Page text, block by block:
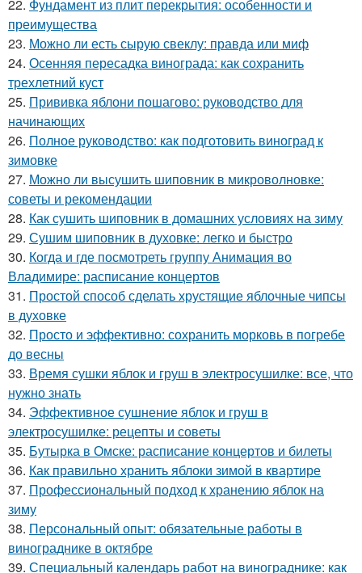
22. Фундамент из плит перекрытия: особенности и
преимущества
23. Можно ли есть сырую свеклу: правда или миф
24. Осенняя пересадка винограда: как сохранить
трехлетний куст
25. Прививка яблони пошагово: руководство для
начинающих
26. Полное руководство: как подготовить виноград к
зимовке
27. Можно ли высушить шиповник в микроволновке:
советы и рекомендации
28. Как сушить шиповник в домашних условиях на зиму
29. Сушим шиповник в духовке: легко и быстро
30. Когда и где посмотреть группу Анимация во
Владимире: расписание концертов
31. Простой способ сделать хрустящие яблочные чипсы
в духовке
32. Просто и эффективно: сохранить морковь в погребе
до весны
33. Время сушки яблок и груш в электросушилке: все, что
нужно знать
34. Эффективное сушнение яблок и груш в
электросушилке: рецепты и советы
35. Бутырка в Омске: расписание концертов и билеты
36. Как правильно хранить яблоки зимой в квартире
37. Профессиональный подход к хранению яблок на
зиму
38. Персональный опыт: обязательные работы в
винограднике в октябре
39. Специальный календарь работ на винограднике: как